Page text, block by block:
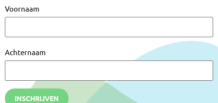
Voornaam
Achternaam
INSCHRIJVEN